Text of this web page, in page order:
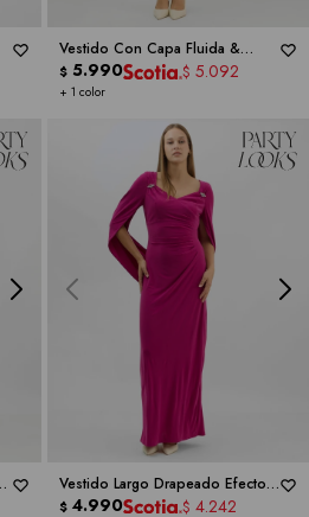
Vestido Con Capa Fluida &
Detalle En Cintura - RM RICHARDS
+ 1 color
$ 5.990 $ 5.092
Vestido Largo Drapeado Efecto
Capa -RM RICHARDS
$ 4.990 $ 4.242